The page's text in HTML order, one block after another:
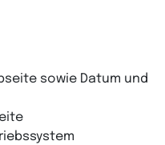
sowie Datum und